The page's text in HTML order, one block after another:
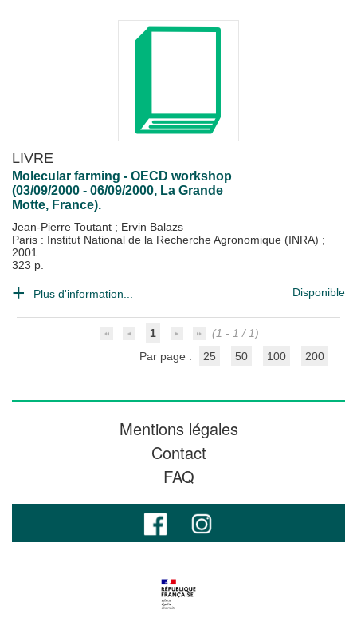
LIVRE
Molecular farming - OECD workshop
(03/09/2000 - 06/09/2000, La Grande
Motte, France).
Jean-Pierre Toutant ; Ervin Balazs
Paris : Institut National de la Recherche Agronomique (INRA) ;
2001
323 p.
Plus d'information... Disponible
1
(1 - 1 / 1)
Par page :
25 50 100 200
Mentions légales
Contact
FAQ